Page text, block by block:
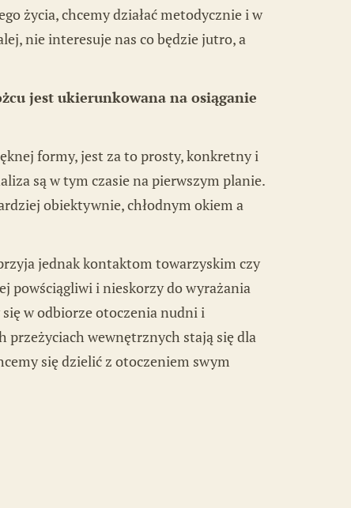
życia, chcemy działać metodycznie i w
nie interesuje nas co będzie jutro, a
jest ukierunkowana na osiąganie
formy, jest za to prosty, konkretny i
są w tym czasie na pierwszym planie.
obiektywnie, chłodnym okiem a
jednak kontaktom towarzyskim czy
powściągliwi i nieskorzy do wyrażania
w odbiorze otoczenia nudni i
przeżyciach wewnętrznych stają się dla
się dzielić z otoczeniem swym